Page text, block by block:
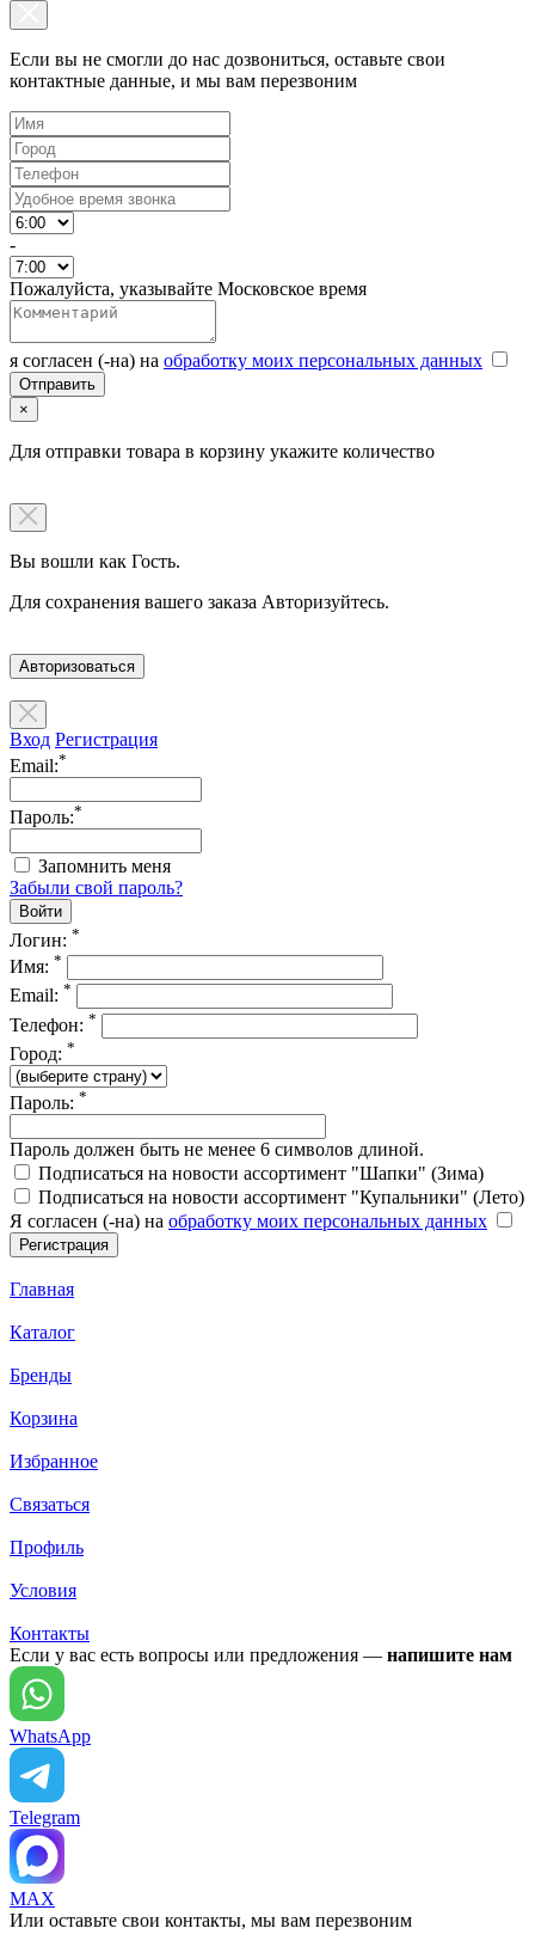
Если вы не смогли до нас дозвониться, оставьте свои
контактные данные, и мы вам перезвоним
-
Пожалуйста, указывайте Московское время
я согласен (-на) на обработку моих персональных данных
×
Для отправки товара в корзину укажите количество
Вы вошли как Гость.
Для сохранения вашего заказа Авторизуйтесь.
Авторизоваться
Вход Регистрация
Email:*
Пароль:*
Запомнить меня
Забыли свой пароль?
Логин: *
Имя: *
Email: *
Телефон: *
Город: *
Пароль: *
Пароль должен быть не менее 6 символов длиной.
Подписаться на новости ассортимент "Шапки" (Зима)
Подписаться на новости ассортимент "Купальники" (Лето)
Я согласен (-на) на обработку моих персональных данных
Главная
Каталог
Бренды
Корзина
Избранное
Связаться
Профиль
Условия
Контакты
Если у вас есть вопросы или предложения — напишите нам
WhatsApp
Telegram
MAX
Или оставьте свои контакты, мы вам перезвоним